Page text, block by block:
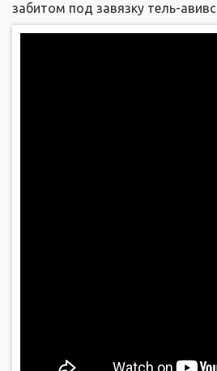
забитом под завязку тель-